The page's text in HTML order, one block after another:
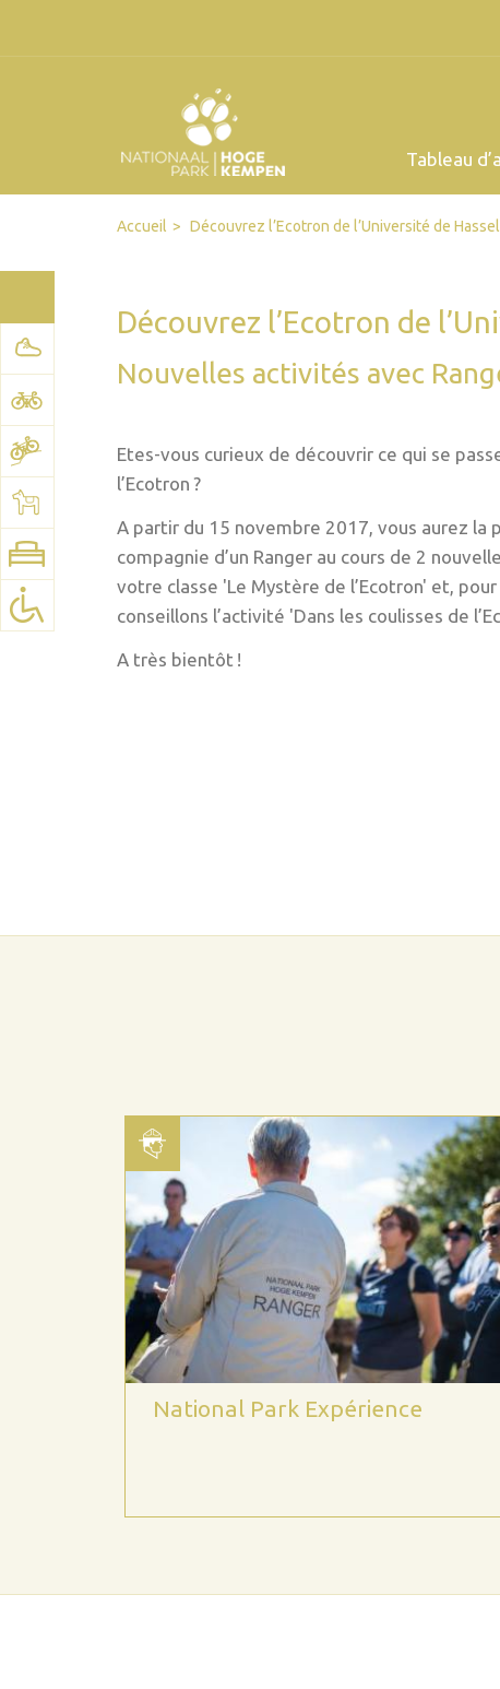
Tableau
Facebook
TwitterSend by email
Printer-friendly version
Accueil Découvrez l’Ecotron de l’Université de
Découvrez l’Ecotron de
Nouvelles activités avec
Etes-vous curieux de découvrir ce qui se
l’Ecotron ?
A partir du 15 novembre 2017, vous aurez la
compagnie d’un Ranger au cours de 2
votre classe 'Le Mystère de l’Ecotron' et,
conseillons l’activité 'Dans les coulisses de
A très bientôt !
National Park Expérience